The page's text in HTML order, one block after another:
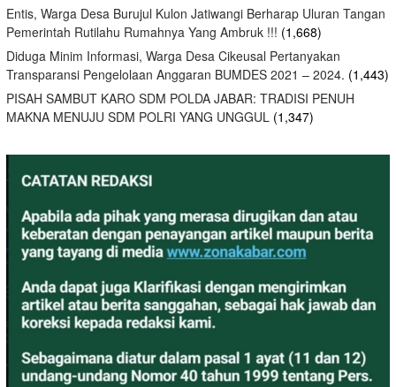
Entis, Warga Desa Burujul Kulon Jatiwangi Berharap Uluran Tangan
Pemerintah Rutilahu Rumahnya Yang Ambruk !!! (1,668)
Diduga Minim Informasi, Warga Desa Cikeusal Pertanyakan
Transparansi Pengelolaan Anggaran BUMDES 2021 – 2024. (1,443)
PISAH SAMBUT KARO SDM POLDA JABAR: TRADISI PENUH
MAKNA MENUJU SDM POLRI YANG UNGGUL (1,347)